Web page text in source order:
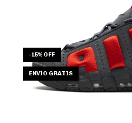
-15% OFF
ENVÍO GRATIS